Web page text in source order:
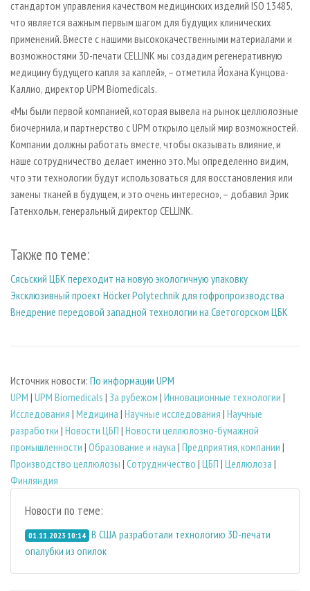
стандартом управления качеством медицинских изделий ISO 13485,
что является важным первым шагом для будущих клинических
применений. Вместе с нашими высококачественными материалами и
возможностями 3D-печати CELLINK мы создадим регенеративную
медицину будущего капля за каплей», – отметила Йохана Кунцова-
Каллио, директор UPM Biomedicals.
«Мы были первой компанией, которая вывела на рынок целлюлозные
биочернила, и партнерство с UPM открыло целый мир возможностей.
Компании должны работать вместе, чтобы оказывать влияние, и
наше сотрудничество делает именно это. Мы определенно видим,
что эти технологии будут использоваться для восстановления или
замены тканей в будущем, и это очень интересно», – добавил Эрик
Гатенхольм, генеральный директор CELLINK.
Также по теме:
Сясьский ЦБК переходит на новую экологичную упаковку
Эксклюзивный проект Höcker Polytechnik для гофропроизводства
Внедрение передовой западной технологии на Светогорском ЦБК
Источник новости: По информации UPM
UPM | UPM Biomedicals | За рубежом | Инновационные технологии |
Исследования | Медицина | Научные исследования | Научные
разработки | Новости ЦБП | Новости целлюлозно-бумажной
промышленности | Образование и наука | Предприятия, компании |
Производство целлюлозы | Сотрудничество | ЦБП | Целлюлоза |
Финляндия
Новости по теме:
01.11.2023 10:14 В США разработали технологию 3D-печати
опалубки из опилок